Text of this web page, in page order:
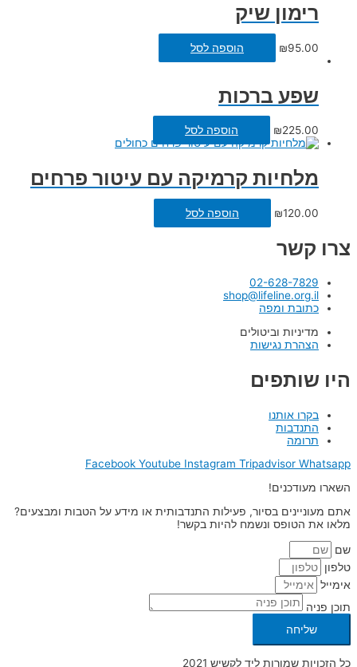
רימון שיק
₪95.00 הוספה לסל
שפע ברכות
₪225.00 הוספה לסל
מלחיות קרמיקה עם עיטור פרחים
₪120.00 הוספה לסל
צרו קשר
02-628-7829
shop@lifeline.org.il
כתובת ומפה
מדיניות וביטולים
הצהרת נגישות
היו שותפים
בקרו אותנו
התנדבות
תרומה
Facebook Youtube Instagram Tripadvisor Whatsapp
השארו מעודכנים!
אתם מעוניינים בסיור, פעילות התנדבותית או מידע על הטבות ומבצעים?
מלאו את הטופס ונשמח להיות בקשר!
שם
טלפון
אימייל
תוכן פניה
שליחה
כל הזכויות שמורות ליד לקשיש 2021